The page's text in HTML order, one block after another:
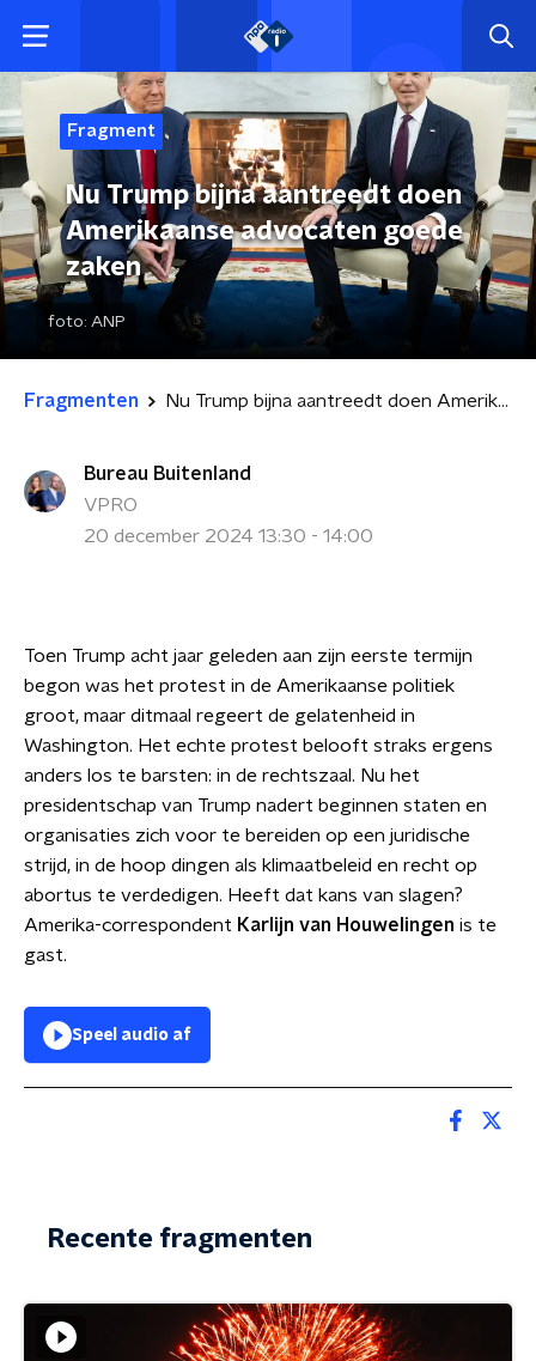
Fragment
Nu Trump bijna aantreedt doen
Amerikaanse advocaten goede
zaken
foto: ANP
Fragmenten Nu Trump bijna aantreedt doen Amerikaanse advocaten goede zaken
Bureau Buitenland
VPRO
20 december 2024 13:30 - 14:00
Toen Trump acht jaar geleden aan zijn eerste termijn
begon was het protest in de Amerikaanse politiek
groot, maar ditmaal regeert de gelatenheid in
Washington. Het echte protest belooft straks ergens
anders los te barsten: in de rechtszaal. Nu het
presidentschap van Trump nadert beginnen staten en
organisaties zich voor te bereiden op een juridische
strijd, in de hoop dingen als klimaatbeleid en recht op
abortus te verdedigen. Heeft dat kans van slagen?
Amerika-correspondent Karlijn van Houwelingen is te
gast.
Speel audio af
Recente fragmenten